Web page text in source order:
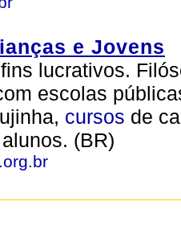
e Jovens
lucrativos.
escolas
cursos de
(BR)